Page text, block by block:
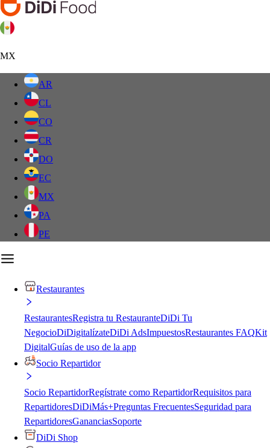
MX
AR
CL
CO
CR
DO
EC
MX
PA
PE
Restaurantes
RestaurantesRegistra tu RestauranteDiDi Tu
NegocioDiDigitalízateDiDi AdsImpuestosRestaurantes FAQKit
DigitalGuías de uso de la app
Socio Repartidor
Socio RepartidorRegístrate como RepartidorRequisitos para
RepartidoresDiDiMás+Preguntas FrecuentesSeguridad para
RepartidoresGananciasSoporte
DiDi Shop